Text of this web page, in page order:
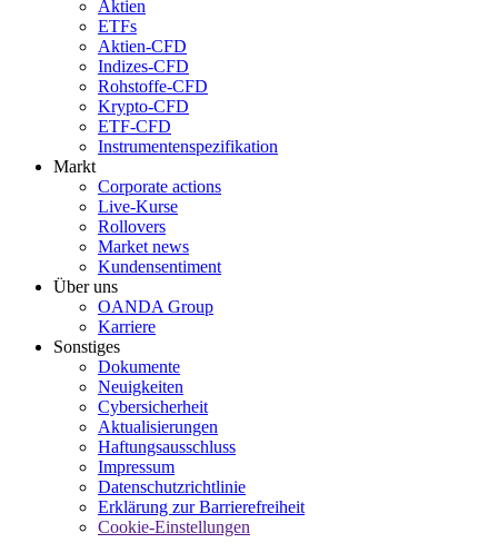
Aktien
ETFs
Aktien-CFD
Indizes-CFD
Rohstoffe-CFD
Krypto-CFD
ETF-CFD
Instrumentenspezifikation
Markt
Corporate actions
Live-Kurse
Rollovers
Market news
Kundensentiment
Über uns
OANDA Group
Karriere
Sonstiges
Dokumente
Neuigkeiten
Cybersicherheit
Aktualisierungen
Haftungsausschluss
Impressum
Datenschutzrichtlinie
Erklärung zur Barrierefreiheit
Cookie-Einstellungen